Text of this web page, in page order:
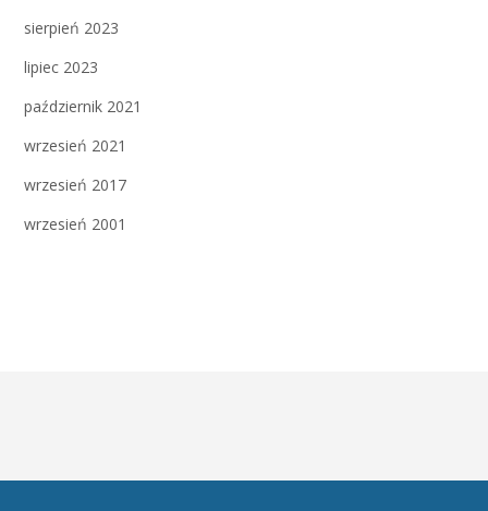
sierpień 2023
lipiec 2023
październik 2021
wrzesień 2021
wrzesień 2017
wrzesień 2001